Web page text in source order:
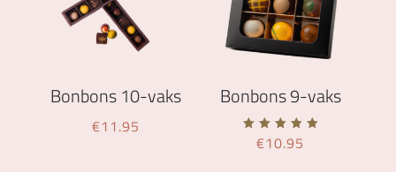
Bonbons 10-vaks
€11.95
Bonbons 9-vaks
Gewaard
eerd
€10.95